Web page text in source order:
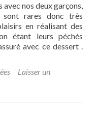
avec nos deux garçons,
sont rares donc très
en réalisant des
étant leurs péchés
avec ce dessert .
Laisser un